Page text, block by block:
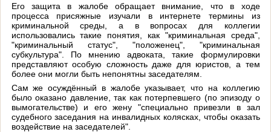
Его защита в жалобе обращает внимание, что в ходе
процесса присяжные изучали в интернете термины из
криминальной среды, а в вопросах для коллегии
использовались такие понятия, как "криминальная среда",
"криминальный статус", "положенец", "криминальная
субкультура". По мнению адвоката, такие формулировки
представляют особую сложность даже для юристов, а тем
более они могли быть непонятны заседателям.
Сам же осуждённый в жалобе указывает, что на коллегию
было оказано давление, так как потерпевшего (по эпизоду о
вымогательстве) и его жену "специально привезли в зал
судебного заседания на инвалидных колясках, чтобы оказать
воздействие на заседателей".